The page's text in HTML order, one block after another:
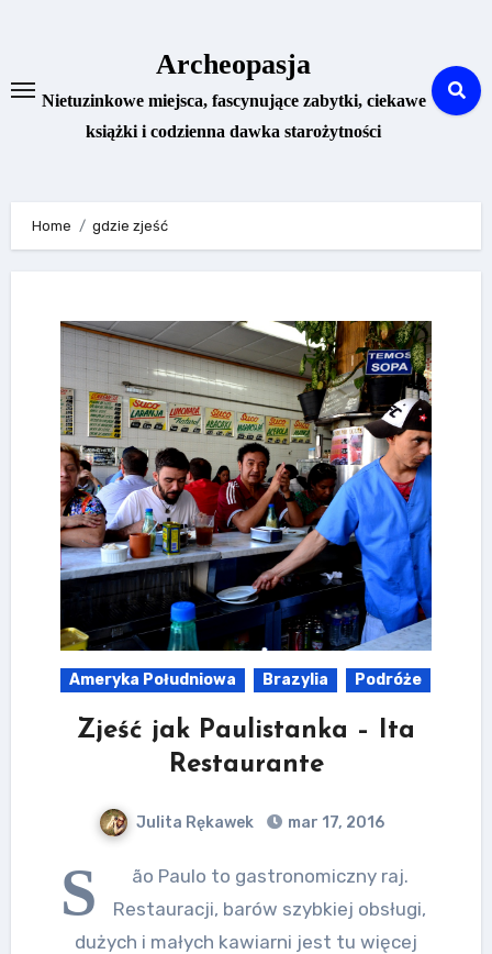
Archeopasja
Nietuzinkowe miejsca, fascynujące zabytki, ciekawe
książki i codzienna dawka starożytności
Home gdzie zjeść
Ameryka Południowa Brazylia Podróże
Zjeść jak Paulistanka – Ita
Restaurante
Julita Rękawek mar 17, 2016
S
ão Paulo to gastronomiczny raj.
Restauracji, barów szybkiej obsługi,
dużych i małych kawiarni jest tu więcej